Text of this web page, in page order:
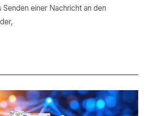
einer Nachricht an den